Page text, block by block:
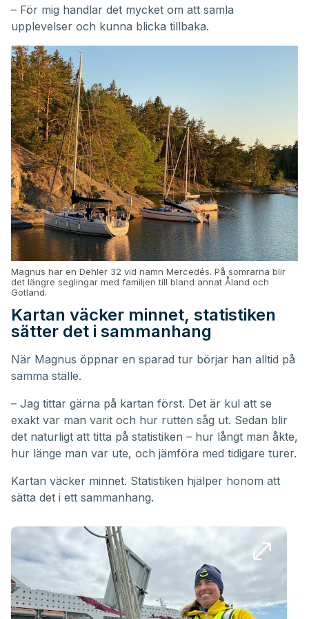
– För mig handlar det mycket om att samla
upplevelser och kunna blicka tillbaka.
Magnus har en Dehler 32 vid namn Mercedés. På somrarna blir
det längre seglingar med familjen till bland annat Åland och
Gotland.
Kartan väcker minnet, statistiken
sätter det i sammanhang
När Magnus öppnar en sparad tur börjar han alltid på
samma ställe.
– Jag tittar gärna på kartan först. Det är kul att se
exakt var man varit och hur rutten såg ut. Sedan blir
det naturligt att titta på statistiken – hur långt man åkte,
hur länge man var ute, och jämföra med tidigare turer.
Kartan väcker minnet. Statistiken hjälper honom att
sätta det i ett sammanhang.